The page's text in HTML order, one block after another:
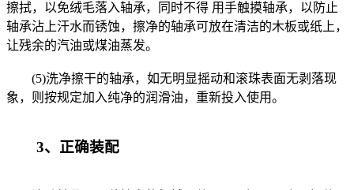
擦拭，以免绒毛落入轴承，同时不得 用手触摸轴承，以防止
轴承沾上汗水而锈蚀，擦净的轴承可放在清洁的木板或纸上，
让残余的汽油或煤油蒸发。
(5)洗净擦干的轴承，如无明显摇动和滚珠表面无剥落现
象，则按规定加入纯净的润滑油，重新投入使用。
3、正确装配